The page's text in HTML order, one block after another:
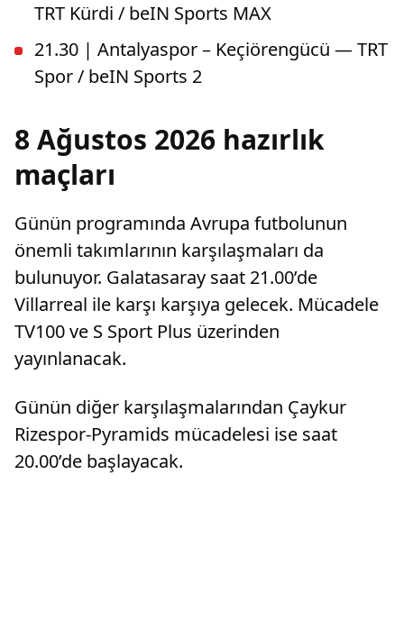
TRT Kürdi / beIN Sports MAX
21.30 | Antalyaspor – Keçiörengücü — TRT
Spor / beIN Sports 2
8 Ağustos 2026 hazırlık
maçları
Günün programında Avrupa futbolunun
önemli takımlarının karşılaşmaları da
bulunuyor. Galatasaray saat 21.00’de
Villarreal ile karşı karşıya gelecek. Mücadele
TV100 ve S Sport Plus üzerinden
yayınlanacak.
Günün diğer karşılaşmalarından Çaykur
Rizespor-Pyramids mücadelesi ise saat
20.00’de başlayacak.